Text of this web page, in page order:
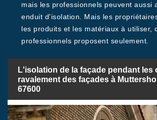
mais les professionnels peuvent aussi
enduit d'isolation. Mais les
les produits et les matériaux à utiliser,
professionnels proposent seulement.
L'isolation de la façade pendant les
ravalement des façades à
67600